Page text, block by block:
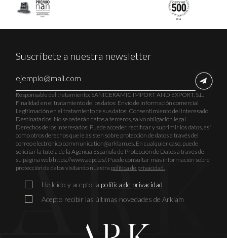
Suscríbete a nuestra newsletter
Responsable del tratamiento: SANICERAMIC IMPORT AND EXPORT, S.L.
Finalidad en el tratamiento de los datos: Envío de información comercial
Legitimación en el tratamiento de sus datos: Consentimiento del interesado.
Destinatarios: No se cederán datos a terceros, salvo obligación legal.
Derechos de los interesados: Puede acceder, rectificar y suprimir los datos, así
como otros derechos que le asisten sobre protección de datos a través del
correo electrónico communication@arklam.es. En cualquier caso, puede
solicitar la tutela de la Agencia Española de Protección de Datos a través de
su página web https://www.aepd.es/. Puede consultar más información sobre
protección de datos visitando nuestra política de privacidad.
He leído y acepto la política de privacidad
Acepto recibir las últimas novedades de Arklam